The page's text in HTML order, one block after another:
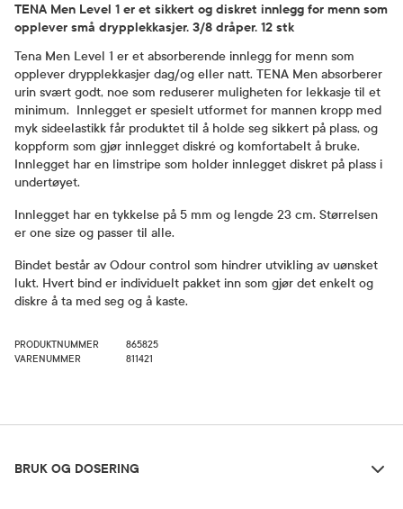
TENA Men Level 1 er et sikkert og diskret innlegg for menn som
opplever små drypplekkasjer. 3/8 dråper. 12 stk
Tena Men Level 1 er et absorberende innlegg for menn som
opplever drypplekkasjer dag/og eller natt. TENA Men absorberer
urin svært godt, noe som reduserer muligheten for lekkasje til et
minimum. Innlegget er spesielt utformet for mannen kropp med
myk sideelastikk får produktet til å holde seg sikkert på plass, og
koppform som gjør innlegget diskré og komfortabelt å bruke.
Innlegget har en limstripe som holder innlegget diskret på plass i
undertøyet.
Innlegget har en tykkelse på 5 mm og lengde 23 cm. Størrelsen
er one size og passer til alle.
Bindet består av Odour control som hindrer utvikling av uønsket
lukt. Hvert bind er individuelt pakket inn som gjør det enkelt og
diskre å ta med seg og å kaste.
PRODUKTNUMMER
865825
VARENUMMER
811421
BRUK OG DOSERING